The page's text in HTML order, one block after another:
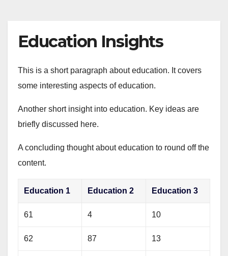
Education Insights
This is a short paragraph about education. It covers
some interesting aspects of education.
Another short insight into education. Key ideas are
briefly discussed here.
A concluding thought about education to round off the
content.
Education 1 Education 2 Education 3
61 4 10
62 87 13